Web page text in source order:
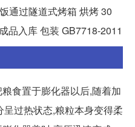
通过隧道式烤箱 烘烤 30
品入库 包装 GB7718-2011
食置于膨化器以后,随着加
过热状态,粮粒本身变得柔